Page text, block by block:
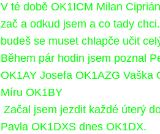
V té době OK1ICM Milan
zač a odkud jsem a co tady
budeš se muset chlapče učit
Během pár hodin jsem poznal
OK1AY Josefa OK1AZG Vaška
Míru OK1BY
Začal jsem jezdit každé úterý
Pavla OK1DXS dnes OK1DX.